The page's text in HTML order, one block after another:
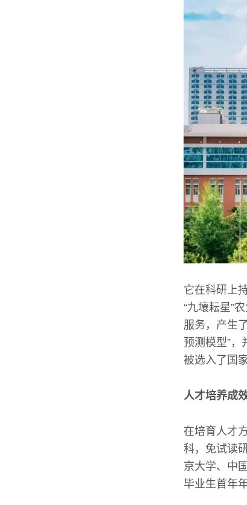
它在科研上
“九壤耘星”
服务，产生
预测模型”，
被选入了国
人才培养成
在培育人才
科，免试读
京大学、中
毕业生首年